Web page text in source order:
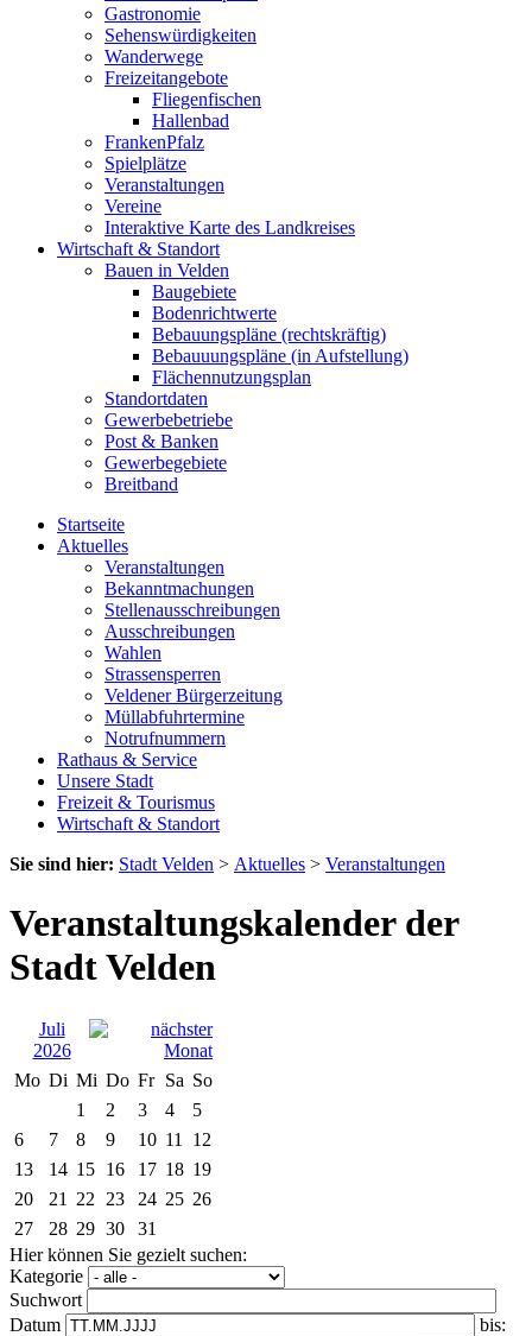
Gastronomie
Sehenswürdigkeiten
Wanderwege
Freizeitangebote
Fliegenfischen
Hallenbad
FrankenPfalz
Spielplätze
Veranstaltungen
Vereine
Interaktive Karte des Landkreises
Wirtschaft & Standort
Bauen in Velden
Baugebiete
Bodenrichtwerte
Bebauungspläne (rechtskräftig)
Bebauuungspläne (in Aufstellung)
Flächennutzungsplan
Standortdaten
Gewerbebetriebe
Post & Banken
Gewerbegebiete
Breitband
Startseite
Aktuelles
Veranstaltungen
Bekanntmachungen
Stellenausschreibungen
Ausschreibungen
Wahlen
Strassensperren
Veldener Bürgerzeitung
Müllabfuhrtermine
Notrufnummern
Rathaus & Service
Unsere Stadt
Freizeit & Tourismus
Wirtschaft & Standort
Sie sind hier: Stadt Velden > Aktuelles > Veranstaltungen
Veranstaltungskalender der
Stadt Velden
Juli
2026
Mo Di Mi Do Fr Sa So
1
2 3 4
5
6
7 8 9 10 11
12
13
14 15 16 17 18 19
20
21 22 23 24 25 26
27
28 29 30
31
Hier können Sie gezielt suchen:
Kategorie
Suchwort
Datum
bis: